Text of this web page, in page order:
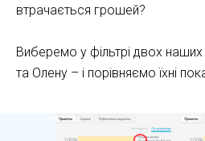
втрачається грошей?
Виберемо у фільтрі двох
та Олену – і порівняємо їхні